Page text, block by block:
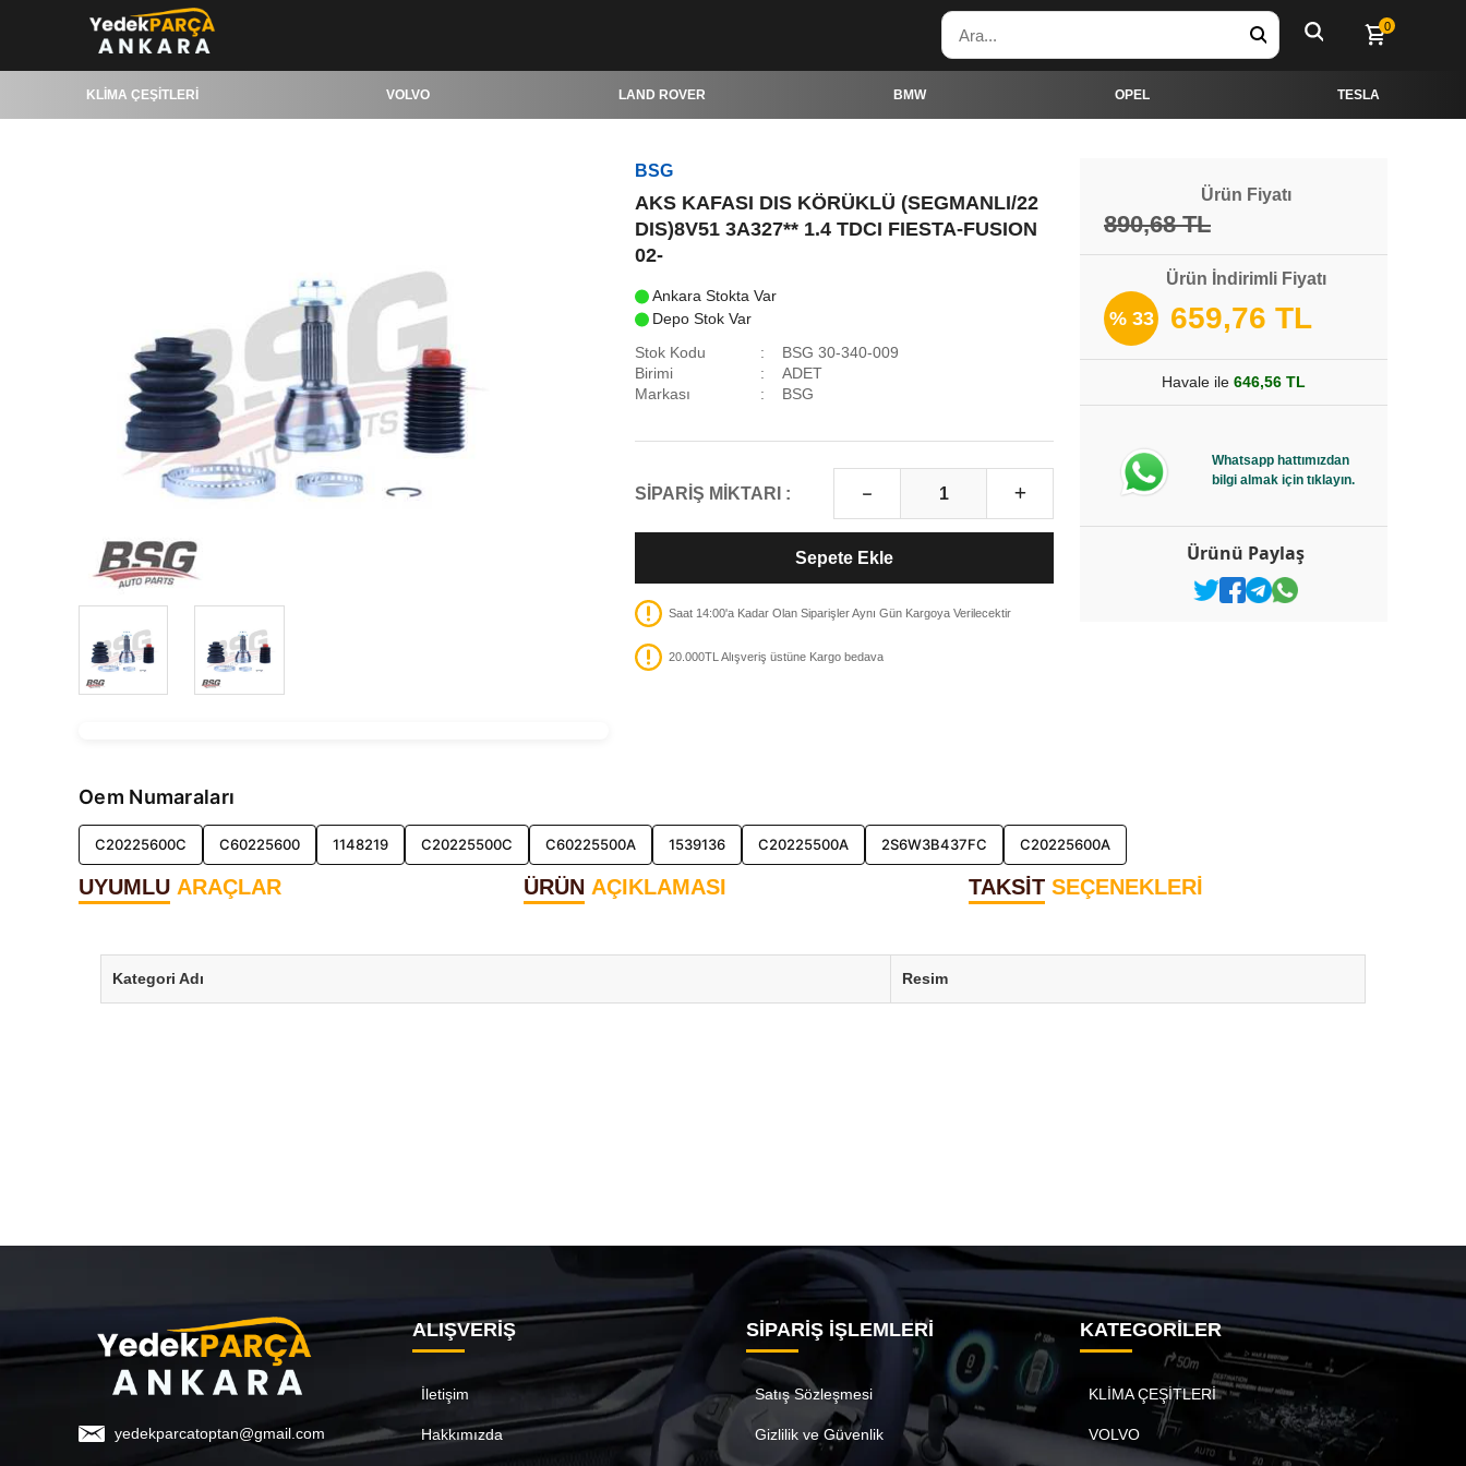
0
KLİMA ÇEŞİTLERİ VOLVO LAND ROVER BMW OPEL TESLA
BSG
AKS KAFASI DIS KÖRÜKLÜ (SEGMANLI/22
DIS)8V51 3A327** 1.4 TDCI FIESTA-FUSION
02-
Ankara Stokta Var
Depo Stok Var
Stok Kodu
BSG 30-340-009
Birimi
ADET
Markası
BSG
SİPARİŞ MİKTARI :
Sepete Ekle
Saat 14:00'a Kadar Olan Siparişler Aynı Gün Kargoya Verilecektir
20.000TL Alışveriş üstüne Kargo bedava
Ürün Fiyatı
890,68 TL
Ürün İndirimli Fiyatı
% 33 659,76 TL
Havale ile 646,56 TL
Whatsapp hattımızdan
bilgi almak için tıklayın.
Ürünü Paylaş
Oem Numaraları
C20225600C C60225600 1148219 C20225500C C60225500A 1539136 C20225500A 2S6W3B437FC C20225600A
UYUMLU ARAÇLAR ÜRÜN AÇIKLAMASI TAKSİT SEÇENEKLERİ
Kategori Adı Resim
yedekparcatoptan@gmail.com
ALIŞVERİŞ
İletişim
Hakkımızda
SİPARİŞ İŞLEMLERİ
Satış Sözleşmesi
Gizlilik ve Güvenlik
KATEGORİLER
KLİMA ÇEŞİTLERİ
VOLVO